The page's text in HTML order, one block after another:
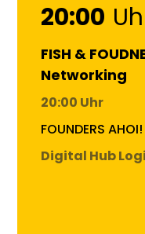
20:00
FISH &
Networking
20:00 Uhr
FOUNDERS AHOI!
Digital Hub